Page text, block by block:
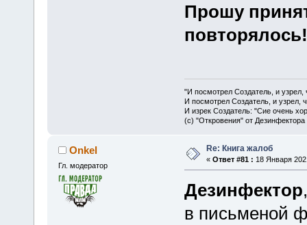
Прошу
повторялось!
"И посмотрел Создатель, и
И посмотрел Создатель, и узрел,
И изрек Создатель: "Сие очень
(с) "Откровения" от Дезинфектора
Onkel
Гл. модератор
Re: Книга жалоб
« Ответ #81 : 18 Января
Дезинфектор,
в письменой